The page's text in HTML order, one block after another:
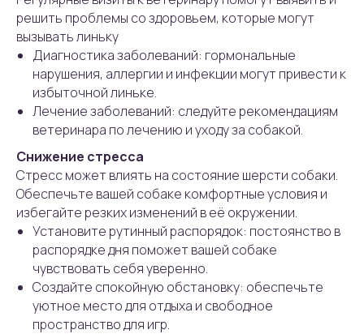
решить проблемы со здоровьем, которые могут
вызывать линьку
Диагностика заболеваний: гормональные
нарушения, аллергии и инфекции могут привести к
избыточной линьке.
Лечение заболеваний: следуйте рекомендациям
ветеринара по лечению и уходу за собакой.
Снижение стресса
Стресс может влиять на состояние шерсти собаки.
Обеспечьте вашей собаке комфортные условия и
избегайте резких изменений в её окружении.
Установите рутинный распорядок: постоянство в
распорядке дня поможет вашей собаке
чувствовать себя уверенно.
Создайте спокойную обстановку: обеспечьте
уютное место для отдыха и свободное
пространство для игр.